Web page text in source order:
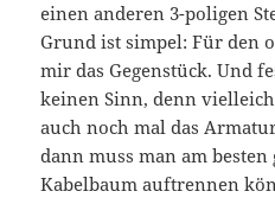
einen anderen 3-poligen
Grund ist simpel: Für den
mir das Gegenstück. Und
keinen Sinn, denn
auch noch mal das
dann muss man am
Kabelbaum auftrennen